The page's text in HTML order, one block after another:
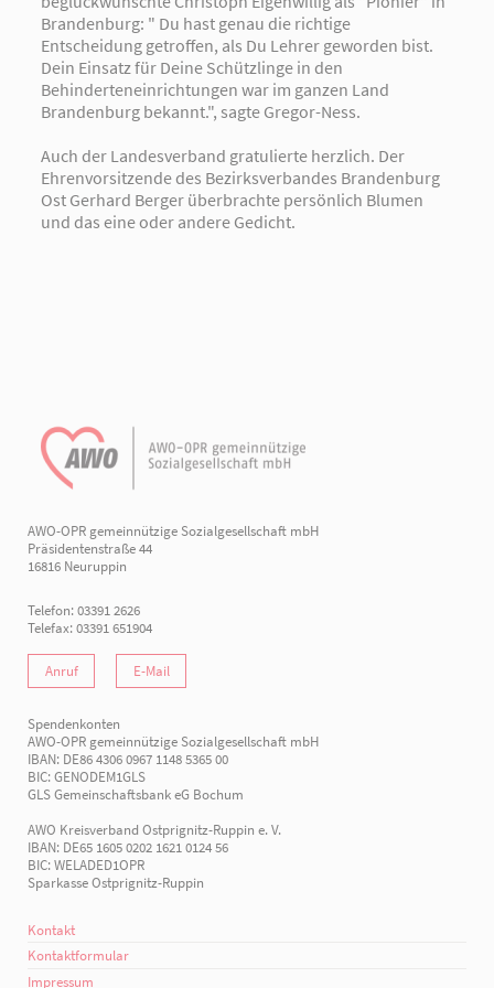
Brandenburg: " Du hast genau die richtige
Entscheidung getroffen, als Du Lehrer geworden bist.
Dein Einsatz für Deine Schützlinge in den
Behinderteneinrichtungen war im ganzen Land
Brandenburg bekannt.", sagte Gregor-Ness.
Auch der Landesverband gratulierte herzlich. Der
Ehrenvorsitzende des Bezirksverbandes Brandenburg
Ost Gerhard Berger überbrachte persönlich Blumen
und das eine oder andere Gedicht.
AWO-OPR gemeinnützige Sozialgesellschaft mbH
Präsidentenstraße 44
16816 Neuruppin
Telefon: 03391 2626
Telefax: 03391 651904
Anruf E-Mail
Spendenkonten
AWO-OPR gemeinnützige Sozialgesellschaft mbH
IBAN: DE86 4306 0967 1148 5365 00
BIC: GENODEM1GLS
GLS Gemeinschaftsbank eG Bochum
AWO Kreisverband Ostprignitz-Ruppin e. V.
IBAN: DE65 1605 0202 1621 0124 56
BIC: WELADED1OPR
Sparkasse Ostprignitz-Ruppin
Kontakt
Kontaktformular
Impressum